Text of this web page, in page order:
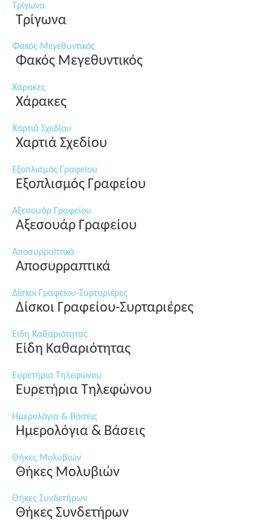
Τρίγωνα
Τρίγωνα
Φακός Μεγεθυντικός
Φακός Μεγεθυντικός
Χάρακες
Χάρακες
Χαρτιά Σχεδίου
Χαρτιά Σχεδίου
Εξοπλισμός Γραφείου
Εξοπλισμός Γραφείου
Αξεσουάρ Γραφείου
Αξεσουάρ Γραφείου
Αποσυρραπτικά
Αποσυρραπτικά
Δίσκοι Γραφείου-Συρταριέρες
Δίσκοι Γραφείου-Συρταριέρες
Είδη Καθαριότητας
Είδη Καθαριότητας
Ευρετήρια Τηλεφώνου
Ευρετήρια Τηλεφώνου
Ημερολόγια & Βάσεις
Ημερολόγια & Βάσεις
Θήκες Μολυβιών
Θήκες Μολυβιών
Θήκες Συνδετήρων
Θήκες Συνδετήρων